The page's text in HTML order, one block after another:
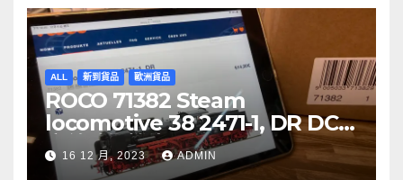
ALL 新到貨品 歐洲貨品
ROCO 71382 Steam
locomotive 38 2471-1, DR DCC
音效噴煙機車
16 12 月, 2023 ADMIN